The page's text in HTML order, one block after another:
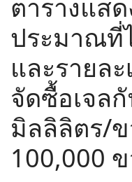
ตารางแสด
ประมาณที่
และรายล
จัดซื้อเจล
มิลลิลิตร/
100,000